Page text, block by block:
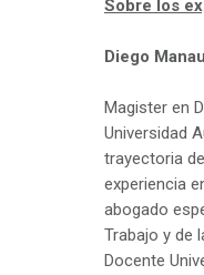
Sobre los
Diego
Magister en
Universidad
trayectoria
experiencia
abogado
Trabajo y de
Docente